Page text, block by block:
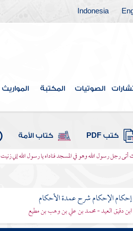
Indonesia
الصوتيات المكتبة المواريث
كتب PDF كتاب الأمة
رجل رسول الله وهو في المسجد فناداه يا رسول الله إني زنيت
إحكام الإحكام شرح عمدة الأحكام
ابن دقيق العيد - محمد بن علي بن وهب بن مطيع